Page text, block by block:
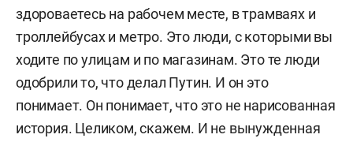
здороваетесь на рабочем месте, в трамваях и
троллейбусах и метро. Это люди, с которыми вы
ходите по улицам и по магазинам. Это те люди
одобрили то, что делал Путин. И он это
понимает. Он понимает, что это не нарисованная
история. Целиком, скажем. И не вынужденная